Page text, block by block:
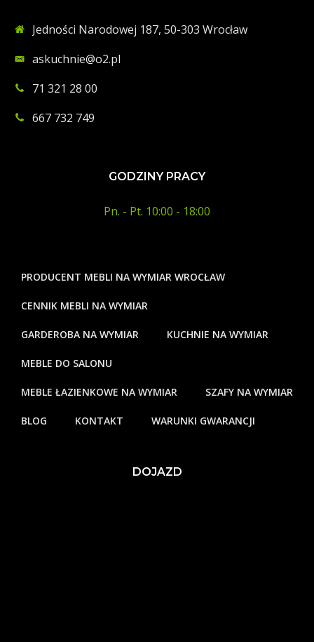
Jedności Narodowej 187, 50-303 Wrocław
askuchnie@o2.pl
71 321 28 00
667 732 749
GODZINY PRACY
Pn. - Pt. 10:00 - 18:00
PRODUCENT MEBLI NA WYMIAR WROCŁAW
CENNIK MEBLI NA WYMIAR
GARDEROBA NA WYMIAR KUCHNIE NA WYMIAR
MEBLE DO SALONU
MEBLE ŁAZIENKOWE NA WYMIAR SZAFY NA WYMIAR
BLOG KONTAKT WARUNKI GWARANCJI
DOJAZD